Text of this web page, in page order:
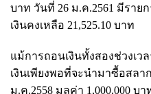
บาท วันที่ 26 ม.ค.2561 มีราย
เงินคงเหลือ 21,525.10 บาท
แม้การถอนเงินทั้งสองช่วงเ
เงินเพียงพอที่จะนำมาซื้อสล
ม.ค.2558 มูลค่า 1,000,000 บ